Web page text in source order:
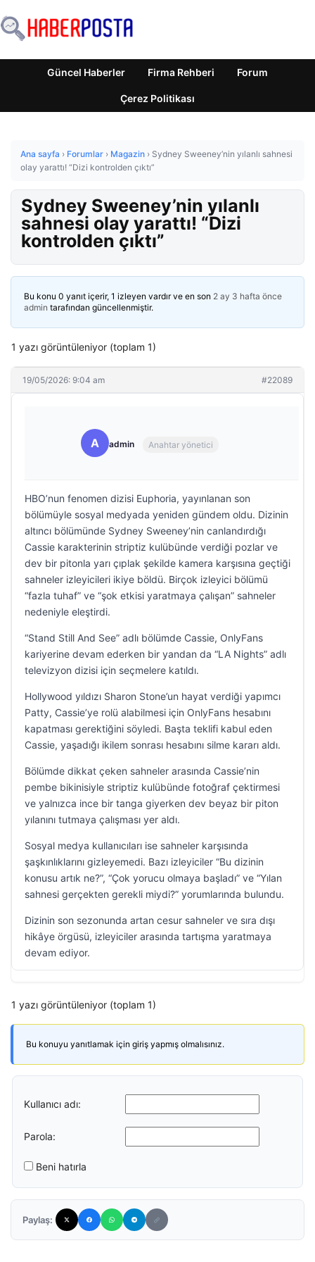
Güncel Haberler Firma Rehberi Forum
Çerez Politikası
Ana sayfa › Forumlar › Magazin › Sydney Sweeney’nin yılanlı sahnesi
olay yarattı! “Dizi kontrolden çıktı”
Sydney Sweeney’nin yılanlı
sahnesi olay yarattı! “Dizi
kontrolden çıktı”
Bu konu 0 yanıt içerir, 1 izleyen vardır ve en son 2 ay 3 hafta önce
admin tarafından güncellenmiştir.
1 yazı görüntüleniyor (toplam 1)
19/05/2026: 9:04 am #22089
A admin Anahtar yönetici
HBO’nun fenomen dizisi Euphoria, yayınlanan son
bölümüyle sosyal medyada yeniden gündem oldu. Dizinin
altıncı bölümünde Sydney Sweeney’nin canlandırdığı
Cassie karakterinin striptiz kulübünde verdiği pozlar ve
dev bir pitonla yarı çıplak şekilde kamera karşısına geçtiği
sahneler izleyicileri ikiye böldü. Birçok izleyici bölümü
“fazla tuhaf” ve “şok etkisi yaratmaya çalışan” sahneler
nedeniyle eleştirdi.
“Stand Still And See” adlı bölümde Cassie, OnlyFans
kariyerine devam ederken bir yandan da “LA Nights” adlı
televizyon dizisi için seçmelere katıldı.
Hollywood yıldızı Sharon Stone’un hayat verdiği yapımcı
Patty, Cassie’ye rolü alabilmesi için OnlyFans hesabını
kapatması gerektiğini söyledi. Başta teklifi kabul eden
Cassie, yaşadığı ikilem sonrası hesabını silme kararı aldı.
Bölümde dikkat çeken sahneler arasında Cassie’nin
pembe bikinisiyle striptiz kulübünde fotoğraf çektirmesi
ve yalnızca ince bir tanga giyerken dev beyaz bir piton
yılanını tutmaya çalışması yer aldı.
Sosyal medya kullanıcıları ise sahneler karşısında
şaşkınlıklarını gizleyemedi. Bazı izleyiciler “Bu dizinin
konusu artık ne?”, “Çok yorucu olmaya başladı” ve “Yılan
sahnesi gerçekten gerekli miydi?” yorumlarında bulundu.
Dizinin son sezonunda artan cesur sahneler ve sıra dışı
hikâye örgüsü, izleyiciler arasında tartışma yaratmaya
devam ediyor.
1 yazı görüntüleniyor (toplam 1)
Bu konuyu yanıtlamak için giriş yapmış olmalısınız.
Kullanıcı adı:
Parola:
Beni hatırla
Paylaş: